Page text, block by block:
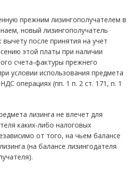
прежним лизингополучателем в
новый лизингополучатель
после принятия на учет
этой платы при наличии
счета-фактуры прежнего
условии использования предмета
операциях (пп. 1 п. 2 ст. 171, п. 1
лизинга не влечет для
каких-либо налоговых
от того, на чьем балансе
(на балансе лизингодателя